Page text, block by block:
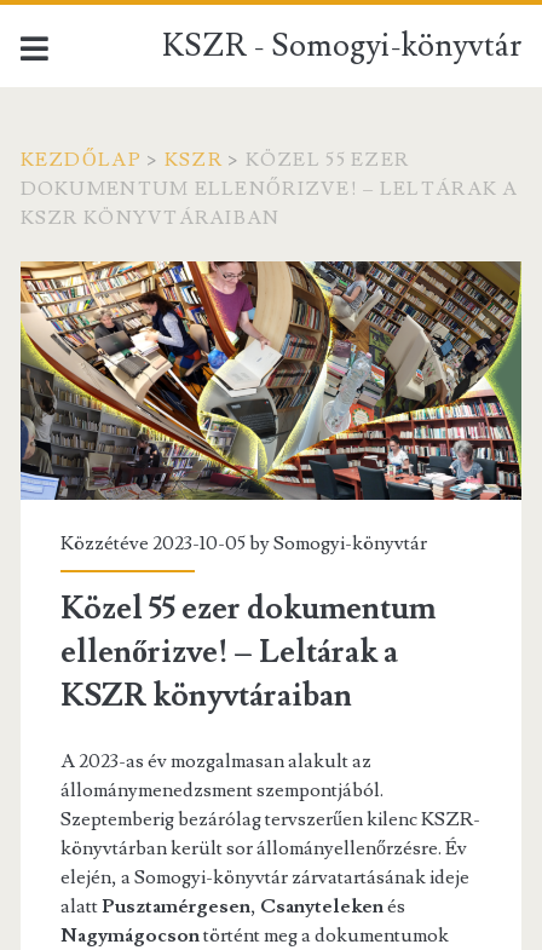
KSZR - Somogyi-könyvtár
KEZDŐLAP > KSZR> KÖZEL 55 EZER
DOKUMENTUM ELLENŐRIZVE! – LELTÁRAK A
KSZR KÖNYVTÁRAIBAN
Közzétéve 2023-10-05 bySomogyi-könyvtár
Közel 55 ezer dokumentum
ellenőrizve! – Leltárak a
KSZR könyvtáraiban
A 2023-as év mozgalmasan alakult az
állománymenedzsment szempontjából.
Szeptemberig bezárólag tervszerűen kilenc KSZR-
könyvtárban került sor állományellenőrzésre. Év
elején, a Somogyi-könyvtár zárvatartásának ideje
alattPusztamérgesen, Csanytelekenés
Nagymágocsontörtént meg a dokumentumok